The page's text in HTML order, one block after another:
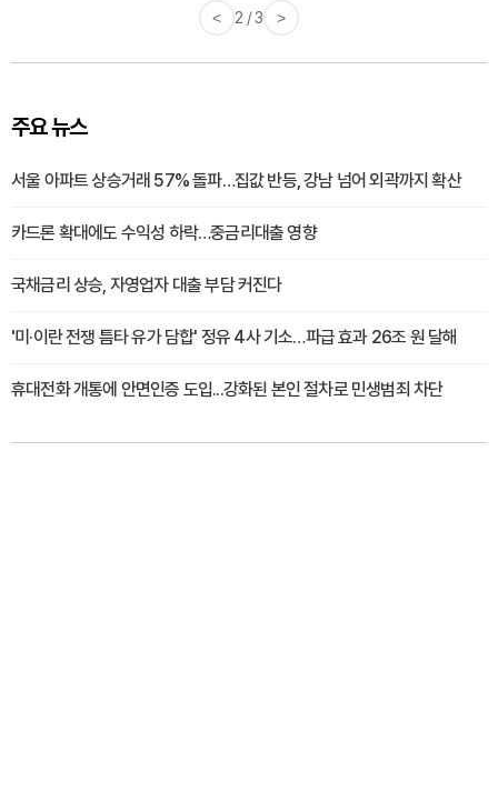
< 3 / 3 >
주요 뉴스
서울 아파트 상승거래 57% 돌파…집값 반등, 강남 넘어 외곽까지 확산
카드론 확대에도 수익성 하락…중금리대출 영향
국채금리 상승, 자영업자 대출 부담 커진다
'미·이란 전쟁 틈타 유가 담합' 정유 4사 기소…파급 효과 26조 원 달해
휴대전화 개통에 안면인증 도입...강화된 본인 절차로 민생범죄 차단